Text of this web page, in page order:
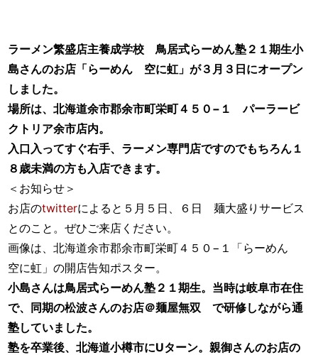
ラーメン繁盛店主養成学校 鳥居式らーめん塾２１期生小
島さんのお店「らーめん 空に虹」が３月３日にオープン
しました。
場所は、北海道余市郡余市町栄町４５０−１ パーラービ
クトリア余市店内。
入口入ってすぐ右手、ラーメン専門店ですのでもちろん１
８歳未満の方も入店できます。
＜お知らせ＞
お店のtwitterによると５月５日、６日 麺大盛りサービス
とのこと。ぜひご来店ください。
画像は、北海道余市郡余市町栄町４５０−１「らーめん
空に虹」の開店告知ポスター。
小島さんは鳥居式らーめん塾２１期生。当時は岐阜市在住
で、同期の松波さんのお店＠麺屋無双 で研修しながら通
塾していました。
塾を卒業後、北海道小樽市にUターン。親御さんのお店の